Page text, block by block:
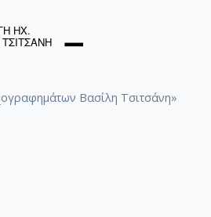
Βασίλη Τσιτσάνη»